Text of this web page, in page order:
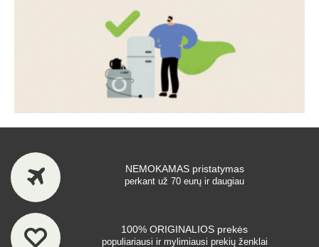
NEMOKAMAS pristatymas
perkant už 70 eurų ir daugiau
100% ORIGINALIOS prekės
populiariausi ir mylimiausi prekių ženklai